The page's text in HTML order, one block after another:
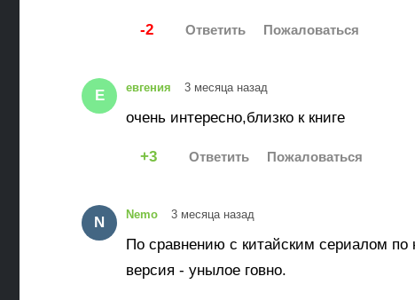
-2
Е евгения 3 месяца назад
очень интересно,близко к книге
3
N Nemo 3 месяца назад
По сравнению с китайским сериалом по
версия - унылое говно.